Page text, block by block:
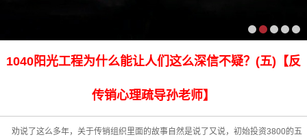
1040阳光工程为什么能让人们这么深信不疑？(五)【反
传销心理疏导孙老师】
劝说了这么多年，关于传销组织里面的故事自然是说了又说，初始投资3800的五